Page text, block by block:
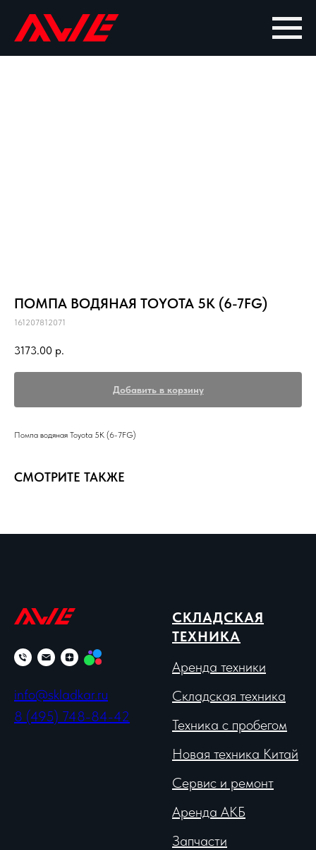
ПОМПА ВОДЯНАЯ TOYOTA 5K (6-7FG)
161207812071
3173.00 р.
Добавить в корзину
Помпа водяная Toyota 5K (6-7FG)
СМОТРИТЕ ТАКЖЕ
info@skladkar.ru
8 (495) 748-84-42
СКЛАДСКАЯ
ТЕХНИКА
Аренда техники
Складская техника
Техника с пробегом
Новая техника Китай
Сервис и ремонт
Аренда АКБ
Запчасти